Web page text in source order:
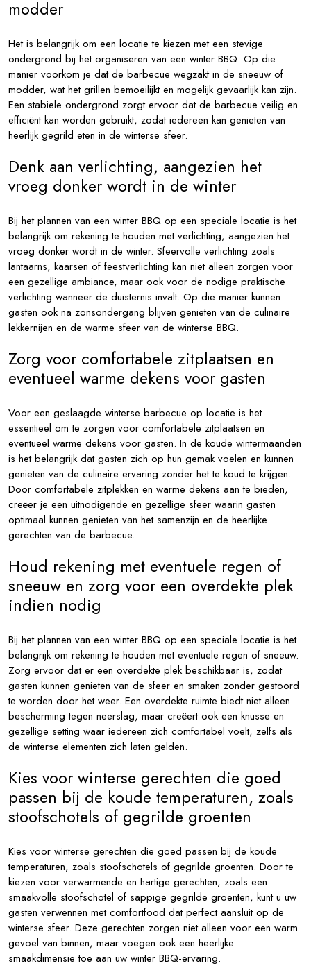
modder
Het is belangrijk om een locatie te kiezen met een stevige
ondergrond bij het organiseren van een winter BBQ. Op die
manier voorkom je dat de barbecue wegzakt in de sneeuw of
modder, wat het grillen bemoeilijkt en mogelijk gevaarlijk kan zijn.
Een stabiele ondergrond zorgt ervoor dat de barbecue veilig en
efficiënt kan worden gebruikt, zodat iedereen kan genieten van
heerlijk gegrild eten in de winterse sfeer.
Denk aan verlichting, aangezien het
vroeg donker wordt in de winter
Bij het plannen van een winter BBQ op een speciale locatie is het
belangrijk om rekening te houden met verlichting, aangezien het
vroeg donker wordt in de winter. Sfeervolle verlichting zoals
lantaarns, kaarsen of feestverlichting kan niet alleen zorgen voor
een gezellige ambiance, maar ook voor de nodige praktische
verlichting wanneer de duisternis invalt. Op die manier kunnen
gasten ook na zonsondergang blijven genieten van de culinaire
lekkernijen en de warme sfeer van de winterse BBQ.
Zorg voor comfortabele zitplaatsen en
eventueel warme dekens voor gasten
Voor een geslaagde winterse barbecue op locatie is het
essentieel om te zorgen voor comfortabele zitplaatsen en
eventueel warme dekens voor gasten. In de koude wintermaanden
is het belangrijk dat gasten zich op hun gemak voelen en kunnen
genieten van de culinaire ervaring zonder het te koud te krijgen.
Door comfortabele zitplekken en warme dekens aan te bieden,
creëer je een uitnodigende en gezellige sfeer waarin gasten
optimaal kunnen genieten van het samenzijn en de heerlijke
gerechten van de barbecue.
Houd rekening met eventuele regen of
sneeuw en zorg voor een overdekte plek
indien nodig
Bij het plannen van een winter BBQ op een speciale locatie is het
belangrijk om rekening te houden met eventuele regen of sneeuw.
Zorg ervoor dat er een overdekte plek beschikbaar is, zodat
gasten kunnen genieten van de sfeer en smaken zonder gestoord
te worden door het weer. Een overdekte ruimte biedt niet alleen
bescherming tegen neerslag, maar creëert ook een knusse en
gezellige setting waar iedereen zich comfortabel voelt, zelfs als
de winterse elementen zich laten gelden.
Kies voor winterse gerechten die goed
passen bij de koude temperaturen, zoals
stoofschotels of gegrilde groenten
Kies voor winterse gerechten die goed passen bij de koude
temperaturen, zoals stoofschotels of gegrilde groenten. Door te
kiezen voor verwarmende en hartige gerechten, zoals een
smaakvolle stoofschotel of sappige gegrilde groenten, kunt u uw
gasten verwennen met comfortfood dat perfect aansluit op de
winterse sfeer. Deze gerechten zorgen niet alleen voor een warm
gevoel van binnen, maar voegen ook een heerlijke
smaakdimensie toe aan uw winter BBQ-ervaring.